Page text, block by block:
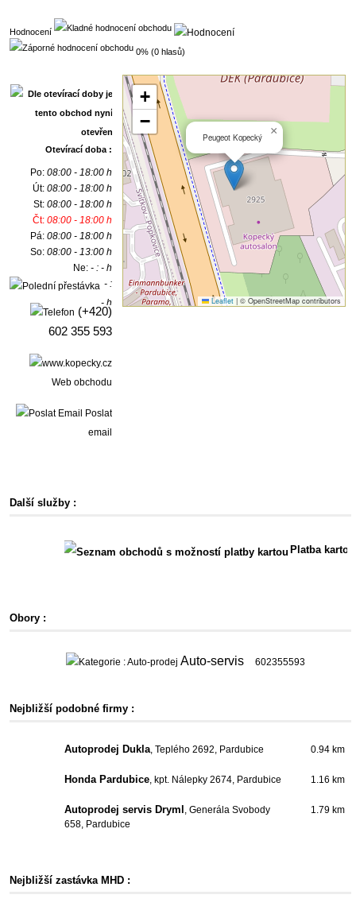
Hodnocení
0% (0 hlasů)
Otevírací doba :
Po:08:00 - 18:00 h
Út:08:00 - 18:00 h
St:08:00 - 18:00 h
Čt:08:00 - 18:00 h
Pá:08:00 - 18:00 h
So:08:00 - 13:00 h
Ne:- : - h
- :
- h
(+420)
602 355 593
Web obchodu
Poslat
email
Peugeot Kopecký ×
+
−
Leaflet |© OpenStreetMap contributors
Další služby :
Platba kartou
Obory :
Auto-servis 602355593
Nejbližší podobné firmy :
Autoprodej Dukla, Teplého 2692, Pardubice 0.94 km
Honda Pardubice, kpt. Nálepky 2674, Pardubice 1.16 km
Autoprodej servis Dryml , Generála Svobody
658, Pardubice
1.79 km
Nejbližší zastávka MHD :